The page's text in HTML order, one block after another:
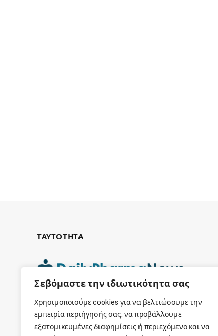
Σεβόμαστε την ιδιωτικότητα σας
Χρησιμοποιούμε cookies για να βελτιώσουμε την
εμπειρία περιήγησής σας, να προβάλλουμε
εξατομικευμένες διαφημίσεις ή περιεχόμενο και να
ΤΑΥΤΟΤΗΤΑ
ΕΤΑΙΡΙΚΗ ΤΑΥΤΟΤΗΤΑ